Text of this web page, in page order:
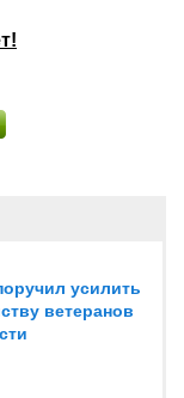
усилить
ветеранов